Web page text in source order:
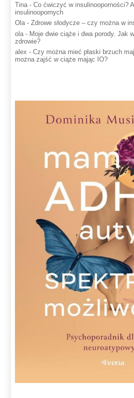
Tina -Co ćwiczyć w insulinooporności?
insulinoopornych
Ola-Zdrowe słodycze – czy można w
ola - Moje dwie ciąże i dwa porody. Jak
zdrowie?
alex -Czy można mieć płaski brzuch
można zajść w ciąże mając IO?